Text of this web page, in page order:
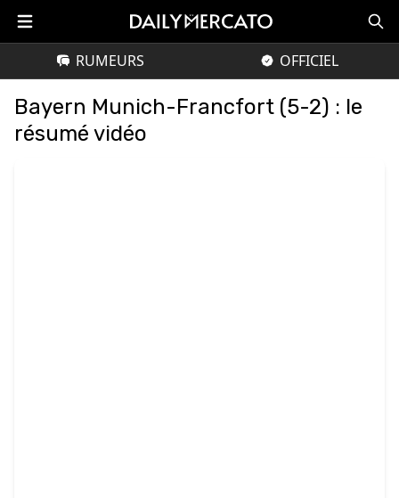
RUMEURS OFFICIEL
Bayern Munich-Francfort (5-2) : le
résumé vidéo